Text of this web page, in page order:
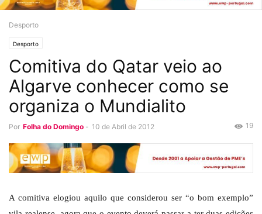
Desporto
Desporto
Comitiva do Qatar veio ao
Algarve conhecer como se
organiza o Mundialito
Por Folha do Domingo - 10 de Abril de 2012 19
A comitiva elogiou aquilo que considerou ser “o bom exemplo”